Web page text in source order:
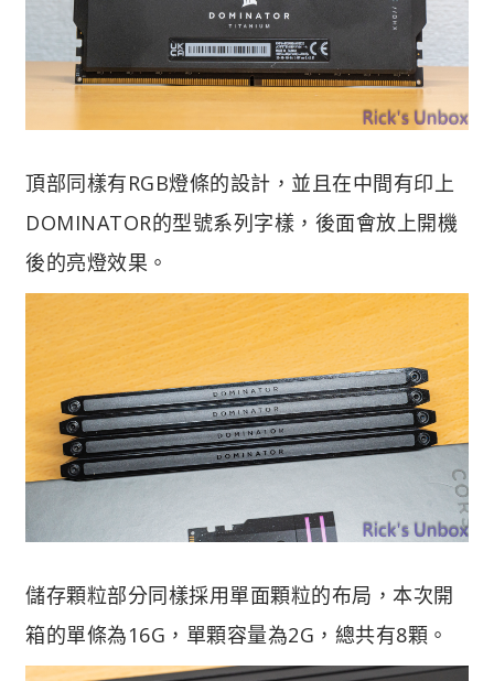
頂部同樣有RGB燈條的設計，並且在中間有印上
DOMINATOR的型號系列字樣，後面會放上開機
後的亮燈效果。
儲存顆粒部分同樣採用單面顆粒的布局，本次開
箱的單條為16G，單顆容量為2G，總共有8顆。